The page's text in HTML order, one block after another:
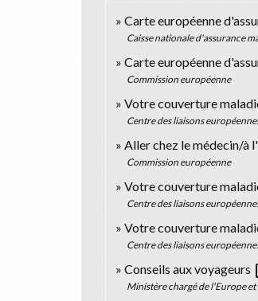
Carte européenne
Caisse nationale d'assurance
Carte européenne
Commission européenne
Votre couverture
Centre des liaisons
Aller chez le médecin/à
Commission européenne
Votre couverture
Centre des liaisons
Votre couverture
Centre des liaisons
Conseils aux voyageurs
Ministère chargé de l'Europe